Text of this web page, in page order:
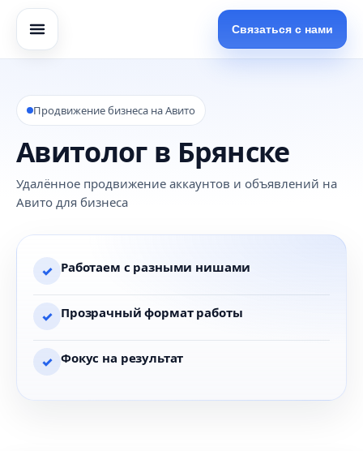
Связаться с нами
Продвижение бизнеса на Авито
Авитолог в Брянске
Удалённое продвижение аккаунтов и объявлений на
Авито для бизнеса
✓ Работаем с разными нишами
✓ Прозрачный формат работы
✓ Фокус на результат